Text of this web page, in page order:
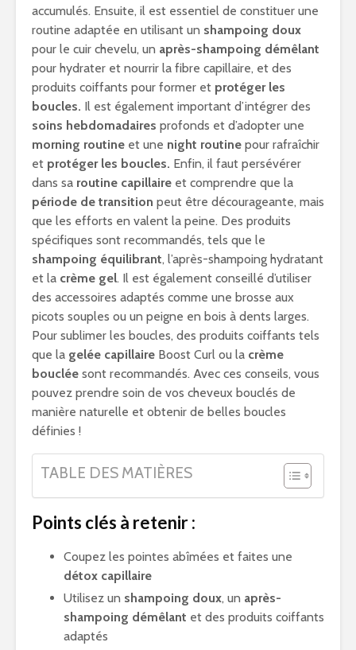
accumulés. Ensuite, il est essentiel de constituer une
routine adaptée en utilisant un shampoing doux
pour le cuir chevelu, un après-shampoing démêlant
pour hydrater et nourrir la fibre capillaire, et des
produits coiffants pour former et protéger les
boucles. Il est également important d’intégrer des
soins hebdomadaires profonds et d’adopter une
morning routine et une night routine pour rafraîchir
et protéger les boucles. Enfin, il faut persévérer
dans sa routine capillaire et comprendre que la
période de transition peut être décourageante, mais
que les efforts en valent la peine. Des produits
spécifiques sont recommandés, tels que le
shampoing équilibrant, l’après-shampoing hydratant
et la crème gel. Il est également conseillé d’utiliser
des accessoires adaptés comme une brosse aux
picots souples ou un peigne en bois à dents larges.
Pour sublimer les boucles, des produits coiffants tels
que la gelée capillaire Boost Curl ou la crème
bouclée sont recommandés. Avec ces conseils, vous
pouvez prendre soin de vos cheveux bouclés de
manière naturelle et obtenir de belles boucles
définies !
TABLE DES MATIÈRES
Points clés à retenir :
Coupez les pointes abîmées et faites une
détox capillaire
Utilisez un shampoing doux, un après-
shampoing démêlant et des produits coiffants
adaptés